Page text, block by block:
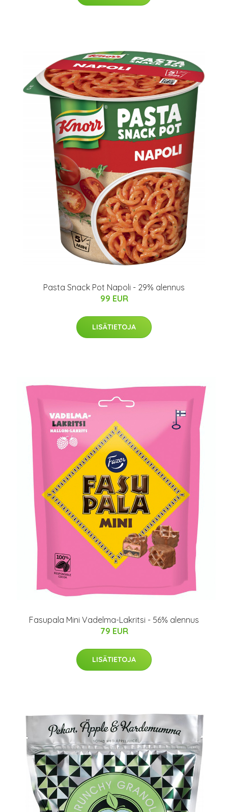
Pasta Snack Pot Napoli - 29% alennus
99 EUR
LISÄTIETOJA
Fasupala Mini Vadelma-Lakritsi - 56% alennus
79 EUR
LISÄTIETOJA